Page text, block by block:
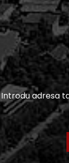
Introdu adresa